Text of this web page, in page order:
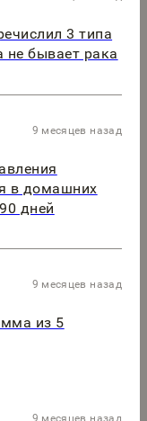
3 типа
не бывает рака
9 месяцев назад
в домашних
дней
9 месяцев назад
из 5
9 месяцев назад